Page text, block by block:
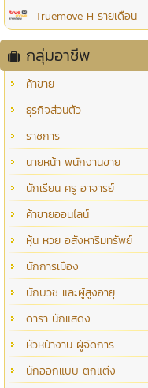
Truemove H รายเดือน
กลุ่มอาชีพ
ค้าขาย
ธุรกิจส่วนตัว
ราชการ
นายหน้า พนักงานขาย
นักเรียน ครู อาจารย์
ค้าขายออนไลน์
หุ้น หวย อสังหาริมทรัพย์
นักการเมือง
นักบวช และผู้สูงอายุ
ดารา นักแสดง
หัวหน้างาน ผู้จัดการ
นักออกแบบ ตกแต่ง